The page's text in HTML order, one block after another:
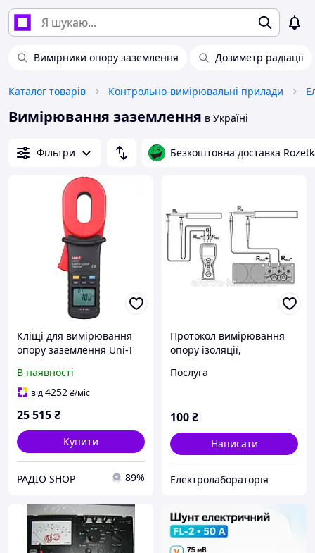
Вимірники опору заземлення Дозиметр радіації
Каталог товарів Контрольно-вимірювальні прилади
Вимірювання заземлення в Україні
Фільтри Безкоштовна доставка
Кліщі для вимірювання
опору заземлення Uni-T
В наявності
від4252₴/міс
25 515₴
Купити
РАДІО SHOP 89%
Протокол вимірювання
опору ізоляції,
нуль.
Послуга
100₴
Написати
Електролабораторія